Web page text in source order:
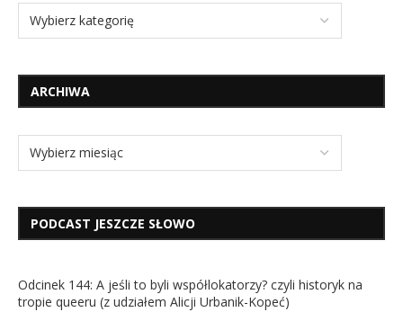
ARCHIWA
PODCAST JESZCZE SŁOWO
Odcinek 144: A jeśli to byli współlokatorzy? czyli historyk na
tropie queeru (z udziałem Alicji Urbanik-Kopeć)